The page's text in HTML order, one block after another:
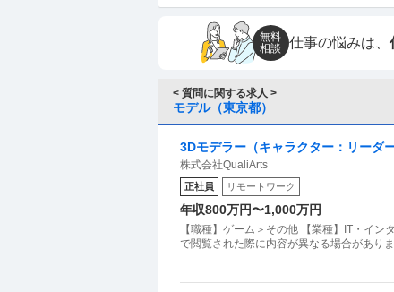
無料
相談
仕事の悩みは、
< 質問に関する求人 >
モデル（東京都）
3Dモデラー（キャラクター：リーダ
株式会社QualiArts
正社員 リモートワーク
年収800万円〜1,000万円
【職種】ゲーム＞その他 【業種】IT・イ
で閲覧された際に内容が異なる場合があり